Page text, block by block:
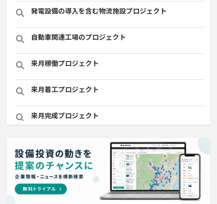
発電設備の導入を含む物流施設プロジェクト
自動車関連工場のプロジェクト
来月稼働プロジェクト
来月着工プロジェクト
来月完成プロジェクト
情報通信事業を営む会社で10億円以上投資する設備新設
計画
従業員数100名以上プロジェクト
半導体セグメントに投資する設備新設計画